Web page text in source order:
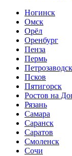
Ногинск
Омск
Орёл
Оренбург
Пенза
Пермь
Петрозаводск
Псков
Пятигорск
Ростов на
Рязань
Самара
Саранск
Саратов
Смоленск
Сочи